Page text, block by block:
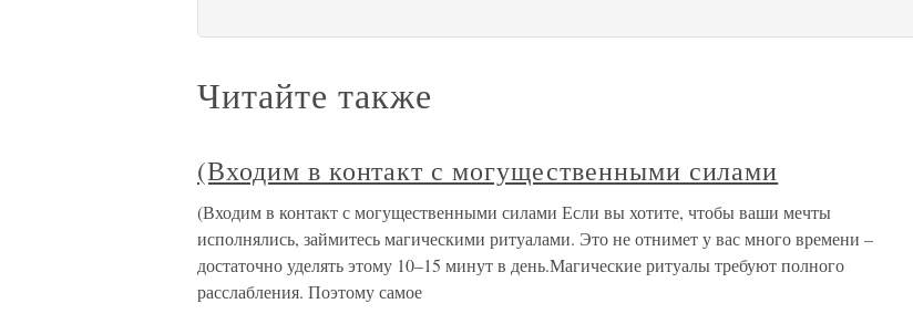
Читайте также
(Входим в контакт с могущественными силами
(Входим в контакт с могущественными силами Если вы хотите, чтобы ваши мечты
исполнялись, займитесь магическими ритуалами. Это не отнимет у вас много времени –
достаточно уделять этому 10–15 минут в день.Магические ритуалы требуют полного
расслабления. Поэтому самое